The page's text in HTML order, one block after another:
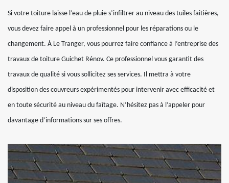
Si votre toiture laisse l’eau de pluie s’infiltrer au niveau des tuiles faitières,
vous devez faire appel à un professionnel pour les réparations ou le
changement. À Le Tranger, vous pourrez faire confiance à l’entreprise des
travaux de toiture Guichet Rénov. Ce professionnel vous garantit des
travaux de qualité si vous sollicitez ses services. Il mettra à votre
disposition des couvreurs expérimentés pour intervenir avec efficacité et
en toute sécurité au niveau du faîtage. N’hésitez pas à l’appeler pour
davantage d’informations sur ses offres.